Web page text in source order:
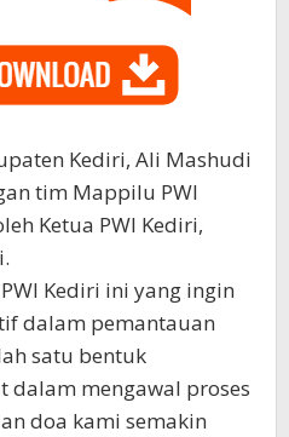
Kediri, Ali Mashudi
tim Mappilu PWI
Ketua PWI Kediri,
Kediri ini yang ingin
dalam pemantauan
satu bentuk
dalam mengawal proses
doa kami semakin